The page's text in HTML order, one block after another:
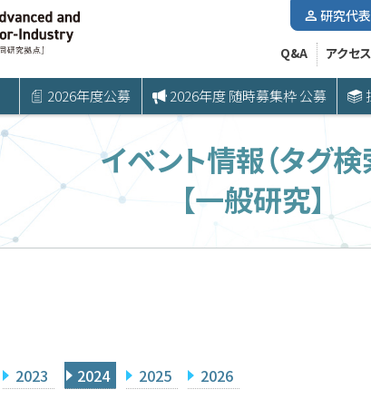
2026年度公募 2026年度 随時募集枠 公募
研究代
Q&A アクセ
イベント情報（タグ検
【一般研究】
2023 2024 2025 2026